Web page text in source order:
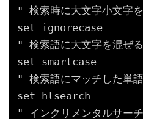
" 検索時に大文字小文字
set ignorecase
" 検索語に大文字を混ぜ
set smartcase
" 検索語にマッチした単
set hlsearch
" インクリメンタルサー